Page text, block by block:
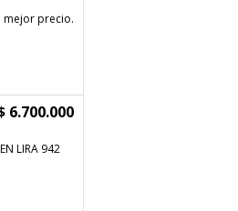
mejor precio.
6.700.000
LIRA 942